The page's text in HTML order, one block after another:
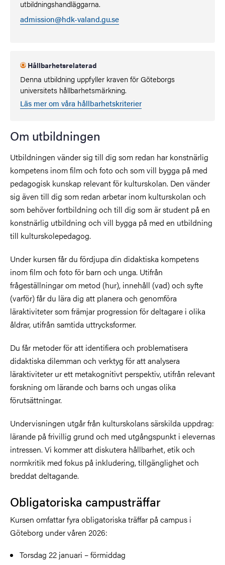
utbildningshandläggarna.
admission@hdk-valand.gu.se
Hållbarhetsrelaterad
Denna utbildning uppfyller kraven för Göteborgs
universitets hållbarhetsmärkning.
Läs mer om våra hållbarhetskriterier
Om utbildningen
Utbildningen vänder sig till dig som redan har konstnärlig
kompetens inom film och foto och som vill bygga på med
pedagogisk kunskap relevant för kulturskolan. Den vänder
sig även till dig som redan arbetar inom kulturskolan och
som behöver fortbildning och till dig som är student på en
konstnärlig utbildning och vill bygga på med en utbildning
till kulturskolepedagog.
Under kursen får du fördjupa din didaktiska kompetens
inom film och foto för barn och unga. Utifrån
frågeställningar om metod (hur), innehåll (vad) och syfte
(varför) får du lära dig att planera och genomföra
läraktiviteter som främjar progression för deltagare i olika
åldrar, utifrån samtida uttrycksformer.
Du får metoder för att identifiera och problematisera
didaktiska dilemman och verktyg för att analysera
läraktiviteter ur ett metakognitivt perspektiv, utifrån relevant
forskning om lärande och barns och ungas olika
förutsättningar.
Undervisningen utgår från kulturskolans särskilda uppdrag:
lärande på frivillig grund och med utgångspunkt i elevernas
intressen. Vi kommer att diskutera hållbarhet, etik och
normkritik med fokus på inkludering, tillgänglighet och
breddat deltagande.
Obligatoriska campusträffar
Kursen omfattar fyra obligatoriska träffar på campus i
Göteborg under våren 2026:
Torsdag 22 januari – förmiddag